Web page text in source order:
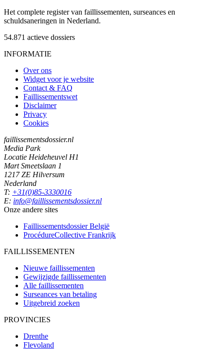
Het complete register van faillissementen, surseances en
schuldsaneringen in Nederland.
54.871 actieve dossiers
INFORMATIE
Over ons
Widget voor je website
Contact & FAQ
Faillissementswet
Disclaimer
Privacy
Cookies
faillissementsdossier.nl
Media Park
Locatie Heideheuvel H1
Mart Smeetslaan 1
1217 ZE Hilversum
Nederland
T: +31(0)85-3330016
E: info@faillissementsdossier.nl
Onze andere sites
Faillissementsdossier België
ProcédureCollective Frankrijk
FAILLISSEMENTEN
Nieuwe faillissementen
Gewijzigde faillissementen
Alle faillissementen
Surseances van betaling
Uitgebreid zoeken
PROVINCIES
Drenthe
Flevoland